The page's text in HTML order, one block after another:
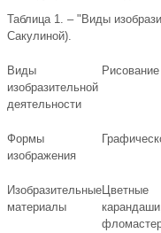
Таблица 1. – "Виды
Сакулиной).
Виды
изобразительной
деятельности
Рисование
Формы
изображения
Изобразительные
материалы
Цветные